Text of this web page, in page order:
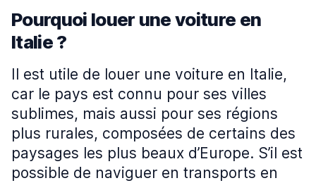
Pourquoi louer une voiture en
Italie ?
Il est utile de louer une voiture en Italie,
car le pays est connu pour ses villes
sublimes, mais aussi pour ses régions
plus rurales, composées de certains des
paysages les plus beaux d’Europe. S’il est
possible de naviguer en transports en